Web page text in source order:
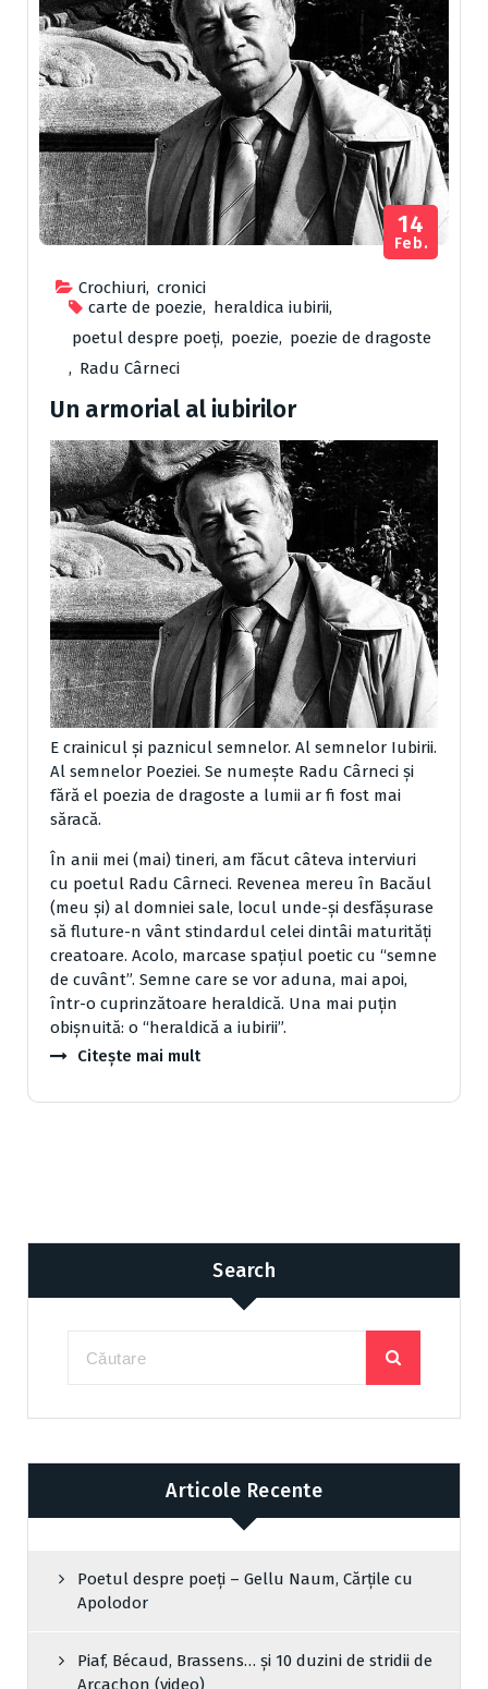
Crochiuri, cronici
carte de poezie, heraldica iubirii,
poetul despre poeți, poezie, poezie de dragoste
, Radu Cârneci
14
Feb.
Un armorial al iubirilor
E crainicul şi paznicul semnelor. Al semnelor Iubirii.
Al semnelor Poeziei. Se numeşte Radu Cârneci şi
fără el poezia de dragoste a lumii ar fi fost mai
săracă.
În anii mei (mai) tineri, am făcut câteva interviuri
cu poetul Radu Cârneci. Revenea mereu în Bacăul
(meu şi) al domniei sale, locul unde-şi desfăşurase
să fluture-n vânt stindardul celei dintâi maturităţi
creatoare. Acolo, marcase spaţiul poetic cu “semne
de cuvânt”. Semne care se vor aduna, mai apoi,
într-o cuprinzătoare heraldică. Una mai puţin
obişnuită: o “heraldică a iubirii”.
Citește mai mult
Search
Articole Recente
Poetul despre poeți – Gellu Naum, Cărțile cu
Apolodor
Piaf, Bécaud, Brassens… și 10 duzini de stridii de
Arcachon (video)